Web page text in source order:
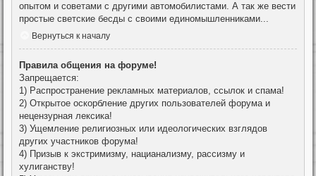
опытом и советами с другими автомобилистами. А так же вести
простые светские бесды с своими единомышленниками...
Вернуться к началу
Правила общения на форуме!
Запрещается:
1) Распространение рекламных материалов, ссылок и спама!
2) Открытое оскорбление других пользователей форума и
нецензурная лексика!
3) Ущемление религиозных или идеологических взглядов
других участников форума!
4) Призыв к экстримизму, нацианализму, рассизму и
хулиганству!